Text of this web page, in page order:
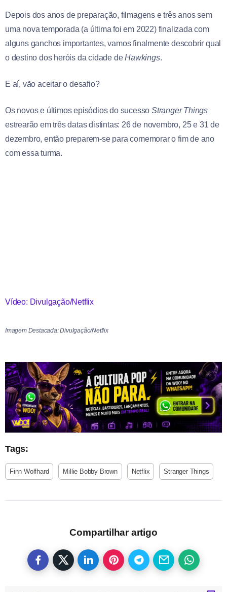
Depois dos anos de preparação, filmagens e três anos sem
uma nova temporada (a última foi em 2022) finalizada com
alguns ganchos importantes, vamos finalmente descobrir qual
o destino dos heróis da cidade deHawkings.
E aí, vão aceitar o desafio?
Os novos e últimos episódios do sucesso Stranger Things
estrearão em três datas distintas: 26 de novembro, 25 e 31 de
dezembro, então preparem-se para comemorar o fim de ano
com essa turma.
Vídeo: Divulgação/Netflix
Imagem Destacada: Divulgação/Netflix
Tags:
Finn Wolfhard Millie Bobby Brown Netflix Stranger Things
Compartilhar artigo